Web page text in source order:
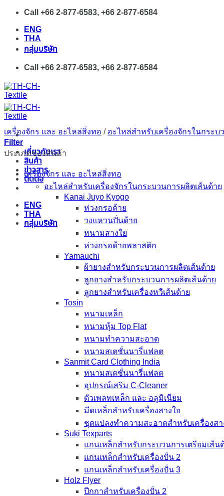
Skip
content
Call +66 2-877-6583, +66 2-877-6584
ENG
THA
กลุ่มบริษัท
Call +66 2-877-6583, +66 2-877-6584
เกี่ยวกับเรา
สินค้า
ข่าวสาร
ติดต่อ
ENG
THA
กลุ่มบริษัท
เครื่องจักร และ อะไหล่สิ่งทอ / อะไหล่สำหรับเครื่องจักรในกระบ
Filter
ประเภทของสินค้า
เครื่องจักร และ อะไหล่สิ่งทอ
อะไหล่สำหรับเครื่องจักรในกระบวนการผลิตเส้นด้าย
Kanai Juyo Kyogo
ห่วงกรอด้าย
วงแหวนปั่นด้าย
หนามสางใย
ห่วงกรอด้ายพลาสติก
Yamauchi
ผ้ายางสำหรับกระบวนการผลิตเส้นด้าย
ลูกยางสำหรับกระบวนการผลิตเส้นด้าย
ลูกยางสำหรับเครื่องหวีเส้นด้าย
Tosin
หนามเหล็ก
หนามหุ้ม Top Flat
หนามทำความสะอาด
หนามสเตชั่นนารี่แฟลต
Sanmit Card Clothing India
หนามสเตชั่นนารี่แฟลต
อุปกรณ์เสริม C-Cleaner
ตัวเพลทเหล็ก และ อลูมิเนียม
มีดเหล็กสำหรับเครื่องสางใย
ชุดแปลงทำความสะอาดสำหรับเครื่องสา
Suki Texparts
แกนเหล็กสำหรับกระบวนการเตรียมเส้น
แกนเหล็กสำหรับเครื่องปั่น 2
แกนเหล็กสำหรับเครื่องปั่น 3
Holz Flyer
ปีกกาสำหรับเครื่องปั่น 2